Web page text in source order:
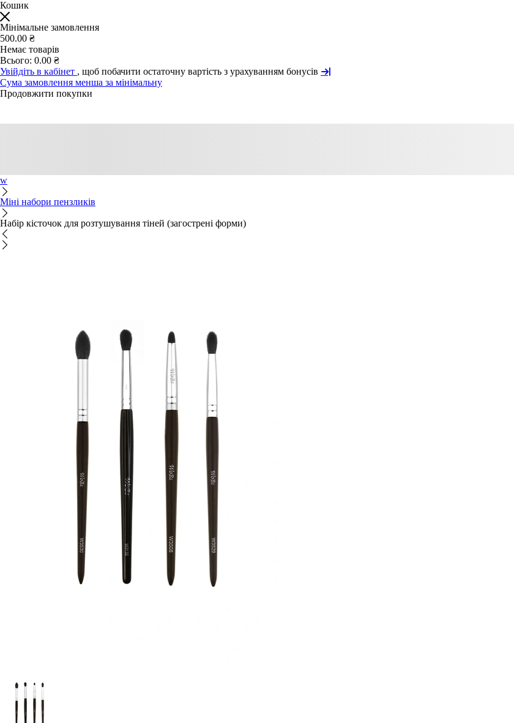
Кошик
Мінімальне замовлення
500.00 ₴
Немає товарів
Всього: 0.00 ₴
Увійдіть в кабінет , щоб побачити остаточну вартість з урахуванням бонусів
Сума замовлення менша за мінімальну
Продовжити покупки
w
Міні набори пензликів
Набір кісточок для розтушування тіней (загострені форми)